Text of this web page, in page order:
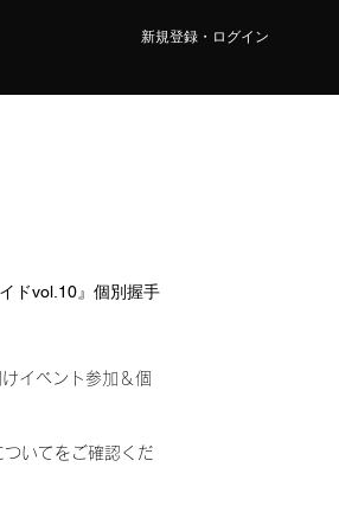
新規登録・ログイン
ドvol.10』個別握手
イベント参加＆個
いてをご確認くだ